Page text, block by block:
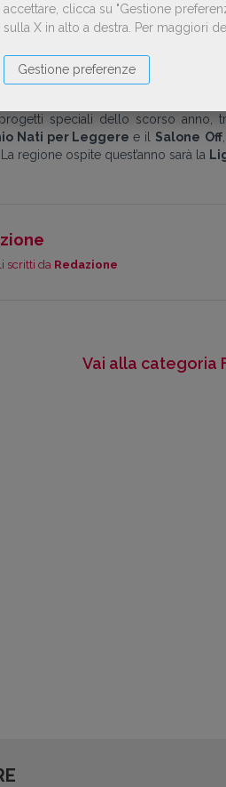
accettare, clicca su "Gestione
sulla X in alto a destra.
Per maggiori
Gestione preferenze
ilRights Centre– dedicato a
e case di produzione, al
del Premio Strega Europeo
alla letteratura e alla saggistica
come il
speciali dello scorso anno,
Nati per Leggere e il Salone Off
regione ospite quest’anno sarà la
scritti da Redazione
Vai alla categoria